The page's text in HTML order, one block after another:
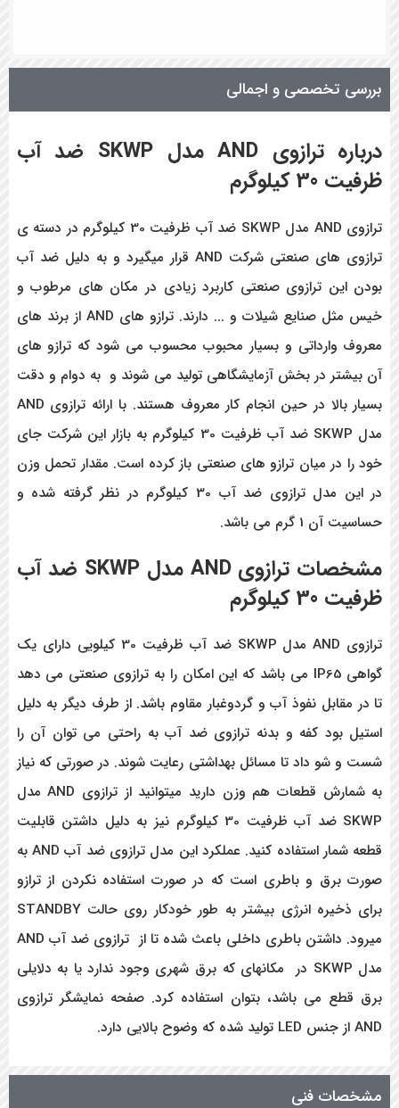
بررسی تخصصی و اجمالی
درباره ترازوی AND مدل SKWP ضد آب
ظرفیت 30 کیلوگرم
ترازوی AND مدل SKWP ضد آب ظرفیت 30 کیلوگرم در دسته ی
ترازوی های صنعتی شرکت AND قرار میگیرد و به دلیل ضد آب
بودن این ترازوی صنعتی کاربرد زیادی در مکان های مرطوب و
خیس مثل صنایع شیلات و ... دارند. ترازو های AND از برند های
معروف وارداتی و بسیار محبوب محسوب می شود که ترازو های
آن بیشتر در بخش آزمایشگاهی تولید می شوند و به دوام و دقت
بسیار بالا در حین انجام کار معروف هستند. با ارائه ترازوی AND
مدل SKWP ضد آب ظرفیت 30 کیلوگرم به بازار این شرکت جای
خود را در میان ترازو های صنعتی باز کرده است. مقدار تحمل وزن
در این مدل ترازوی ضد آب 30 کیلوگرم در نظر گرفته شده و
حساسیت آن 1 گرم می باشد.
مشخصات ترازوی AND مدل SKWP ضد آب
ظرفیت 30 کیلوگرم
ترازوی AND مدل SKWP
ضد آب ظرفیت 30 کیلویی دارای یک
گواهی IP65 می باشد که این امکان را به ترازوی صنعتی می دهد
تا در مقابل نفوذ آب و گردوغبار مقاوم باشد. از طرف دیگر به دلیل
استیل بود کفه و بدنه ترازوی ضد آب به راحتی می توان آن را
شست و شو داد تا مسائل بهداشتی رعایت شوند. در صورتی که نیاز
به شمارش قطعات هم وزن دارید میتوانید از ترازوی AND مدل
SKWP ضد آب ظرفیت 30 کیلوگرم
نیز به دلیل داشتن قابلیت
قطعه شمار استفاده کنید. عملکرد این مدل ترازوی ضد آب AND به
صورت برق و باطری است که در صورت استفاده نکردن از ترازو
برای ذخیره انرژی بیشتر به طور خودکار روی حالتSTANDBY
میرود. داشتن باطری داخلی باعث شده تا از ترازوی ضد آب AND
مدل SKWP در مکانهای که برق شهری وجود ندارد یا به دلایلی
برق قطع می باشد، بتوان استفاده کرد. صفحه نمایشگر ترازوی
ANDاز جنس LED تولید شده که وضوح بالایی دارد.
مشخصات فنی